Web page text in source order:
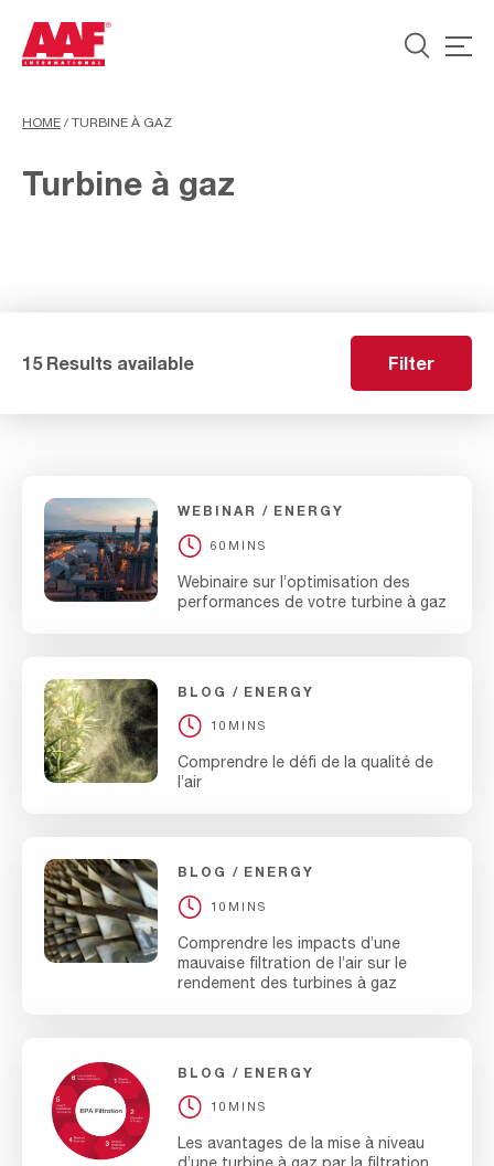
HOME / TURBINE À GAZ
Turbine à gaz
15 Results available Filter
WEBINAR ENERGY
60MINS
Webinaire sur l’optimisation des
performances de votre turbine à gaz
BLOG ENERGY
10MINS
Comprendre le défi de la qualité de
l’air
BLOG ENERGY
10MINS
Comprendre les impacts d’une
mauvaise filtration de l’air sur le
rendement des turbines à gaz
BLOG ENERGY
10MINS
Les avantages de la mise à niveau